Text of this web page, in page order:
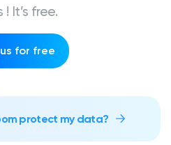
! It’s free.
for free
protect my data?